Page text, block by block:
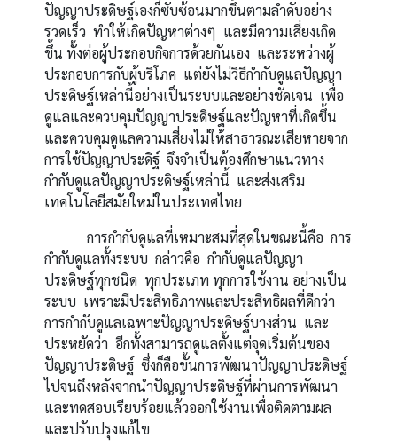
ปัญญาประดิษฐ์เองก็ซับซ้อนมากขึ้นตามลำดับอย่าง
รวดเร็ว ทำให้เกิดปัญหาต่างๆ และมีความเสี่ยงเกิด
ขึ้น ทั้งต่อผู้ประกอบกิจการด้วยกันเอง และระหว่างผู้
ประกอบการกับผู้บริโภค แต่ยังไม่วิธีกำกับดูแลปัญญา
ประดิษฐ์เหล่านี้อย่างเป็นระบบและอย่างชัดเจน เพื่อ
ดูแลและควบคุมปัญญาประดิษฐ์และปัญหาที่เกิดขึ้น
และควบคุมดูแลความเสี่ยงไม่ให้สาธารณะเสียหายจาก
การใช้ปัญญาประดิฐ์ จึงจำเป็นต้องศึกษาแนวทาง
กำกับดูแลปัญญาประดิษฐ์เหล่านี้ และส่งเสริม
เทคโนโลยีสมัยใหม่ในประเทศไทย
การกำกับดูแลที่เหมาะสมที่สุดในขณะนี้คือ การ
กำกับดูแลทั้งระบบ กล่าวคือ กำกับดูแลปัญญา
ประดิษฐ์ทุกชนิด ทุกประเภท ทุกการใช้งาน อย่างเป็น
ระบบ เพราะมีประสิทธิภาพและประสิทธิผลที่ดีกว่า
การกำกับดูแลเฉพาะปัญญาประดิษฐ์บางส่วน และ
ประหยัดว่า อีกทั้งสามารถดูแลตั้งแต่จุดเริ่มต้นของ
ปัญญาประดิษฐ์ ซึ่งก็คือขั้นการพัฒนาปัญญาประดิษฐ์
ไปจนถึงหลังจากนำปัญญาประดิษฐ์ที่ผ่านการพัฒนา
และทดสอบเรียบร้อยแล้วออกใช้งานเพื่อติดตามผล
และปรับปรุงแก้ไข